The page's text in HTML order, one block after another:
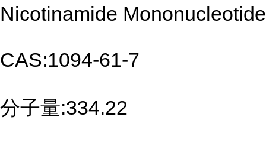
Nicotinamide Mononucleotide
CAS:1094-61-7
分子量:334.22